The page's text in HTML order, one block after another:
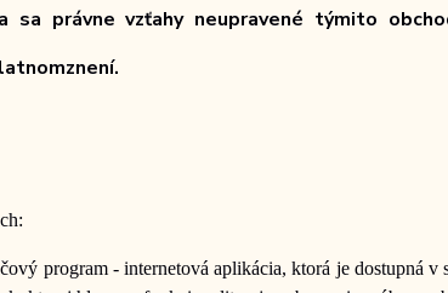
právne vzťahy neupravené týmito
znení.
program - internetová aplikácia, ktorá je dostupná